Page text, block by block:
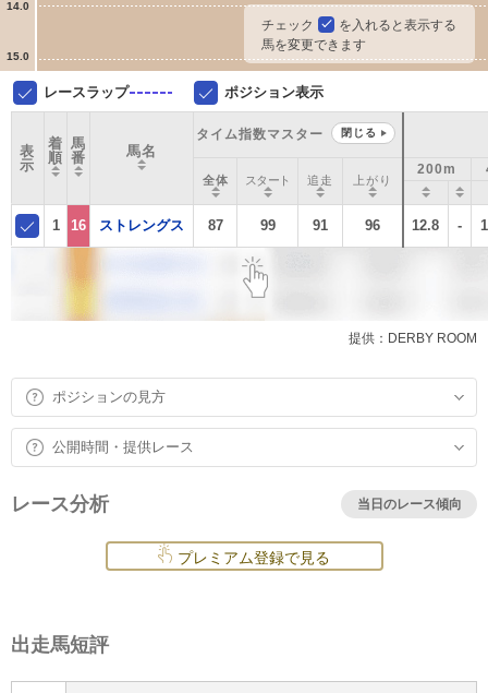
14.0
15.0
チェック
を入れると表示する
馬を変更できます
レースラップ ポジション表示
表
示
着
順
馬
番
馬名
タイム指数マスター 閉じる
全体 スタート 追走 上がり
200m
1 16 ストレングス 87 99 91 96 12.8 -
提供：DERBY ROOM
ポジションの見方
公開時間・提供レース
レース分析 当日のレース傾向
プレミアム登録で見る
出走馬短評